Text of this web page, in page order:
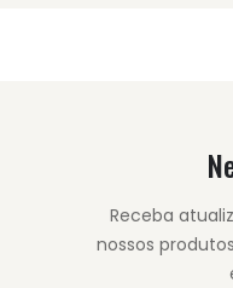
Receba
nossos